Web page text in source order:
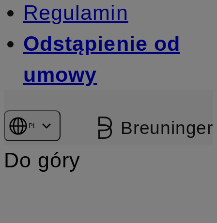
Regulamin
Odstąpienie od
umowy
PL Breuninger
Do góry